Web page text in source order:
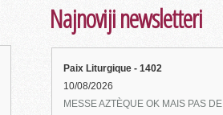
Najnoviji newsletteri
Paix Liturgique - 1402
10/08/2026
MESSE AZTÈQUE OK MAIS PAS DE